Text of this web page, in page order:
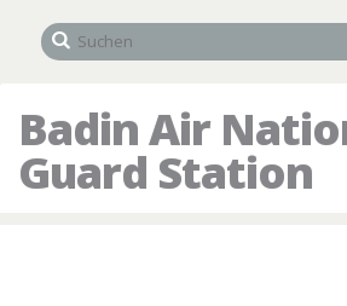
Badin Air
Guard Station